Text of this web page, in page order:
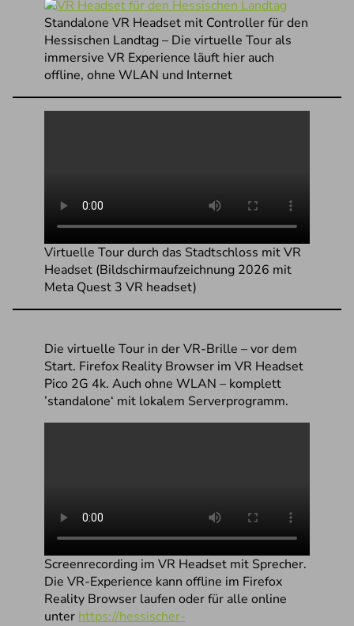
Standalone VR Headset mit Controller für den
Hessischen Landtag – Die virtuelle Tour als
immersive VR Experience läuft hier auch
offline, ohne WLAN und Internet
Virtuelle Tour durch das Stadtschloss mit VR
Headset (Bildschirmaufzeichnung 2026 mit
Meta Quest 3 VR headset)
Die virtuelle Tour in der VR-Brille – vor dem
Start. Firefox Reality Browser im VR Headset
Pico 2G 4k. Auch ohne WLAN – komplett
’standalone‘ mit lokalem Serverprogramm.
Screenrecording im VR Headset mit Sprecher.
Die VR-Experience kann offline im Firefox
Reality Browser laufen oder für alle online
unter https://hessischer-